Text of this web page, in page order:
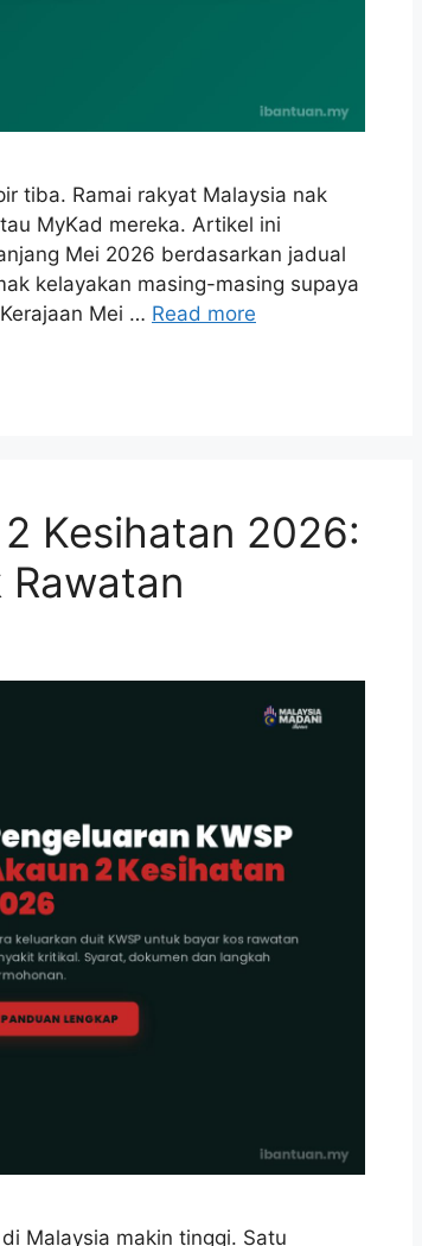
tiba. Ramai rakyat Malaysia nak
MyKad mereka. Artikel ini
Mei 2026 berdasarkan jadual
kelayakan masing-masing supaya
Mei … Read more
Kesihatan 2026:
Malaysia makin tinggi. Satu